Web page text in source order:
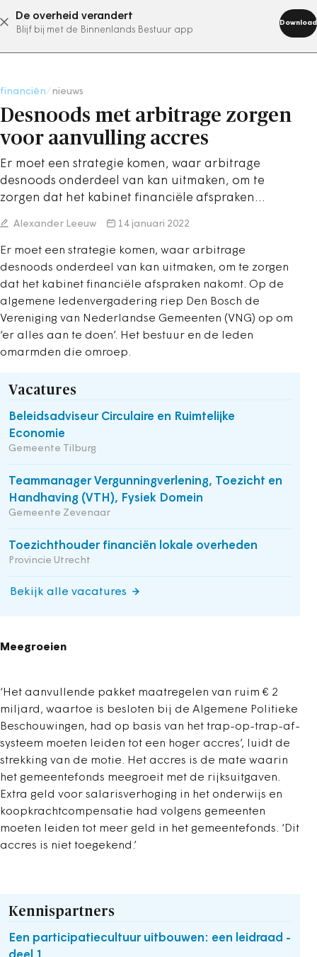
De overheid verandert
Blijf bij met de Binnenlands Bestuur app
Download
abonneer nu
financiën nieuws
Desnoods met arbitrage zorgen
voor aanvulling accres
Er moet een strategie komen, waar arbitrage
desnoods onderdeel van kan uitmaken, om te
zorgen dat het kabinet financiële afspraken…
Alexander Leeuw 14 januari 2022
Er moet een strategie komen, waar arbitrage
desnoods onderdeel van kan uitmaken, om te zorgen
dat het kabinet financiële afspraken nakomt. Op de
algemene ledenvergadering riep Den Bosch de
Vereniging van Nederlandse Gemeenten (VNG) op om
‘er alles aan te doen’. Het bestuur en de leden
omarmden die omroep.
Vacatures
Beleidsadviseur Circulaire en Ruimtelijke
Economie
Gemeente Tilburg
Teammanager Vergunningverlening, Toezicht en
Handhaving (VTH), Fysiek Domein
Gemeente Zevenaar
Toezichthouder financiën lokale overheden
Provincie Utrecht
Bekijk alle vacatures
Meegroeien
‘Het aanvullende pakket maatregelen van ruim € 2
miljard, waartoe is besloten bij de Algemene Politieke
Beschouwingen, had op basis van het trap-op-trap-af-
systeem moeten leiden tot een hoger accres’, luidt de
strekking van de motie. Het accres is de mate waarin
het gemeentefonds meegroeit met de rijksuitgaven.
Extra geld voor salarisverhoging in het onderwijs en
koopkrachtcompensatie had volgens gemeenten
moeten leiden tot meer geld in het gemeentefonds. ‘Dit
accres is niet toegekend.’
Kennispartners
Een participatiecultuur uitbouwen: een leidraad -